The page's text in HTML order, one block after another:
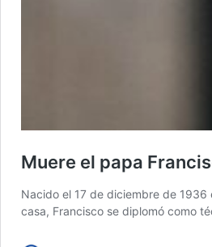
Muere el papa
Nacido el 17 de diciembre de 1936
casa, Francisco se diplomó como